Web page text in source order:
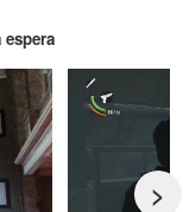
>